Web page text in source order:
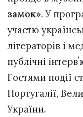
замок». У
участю
літераторів і
публічні
Гостями події
Португалії,
України.